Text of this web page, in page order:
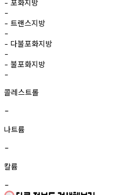
- 포화지방
-
- 트랜스지방
-
- 다불포화지방
-
- 불포화지방
-
콜레스트롤
-
나트륨
-
칼륨
-